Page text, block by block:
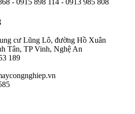
cư Lũng Lô, đường Hồ Xuân
Tân, TP Vinh, Nghệ An
189